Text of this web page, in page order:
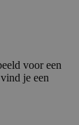
voor een
je een